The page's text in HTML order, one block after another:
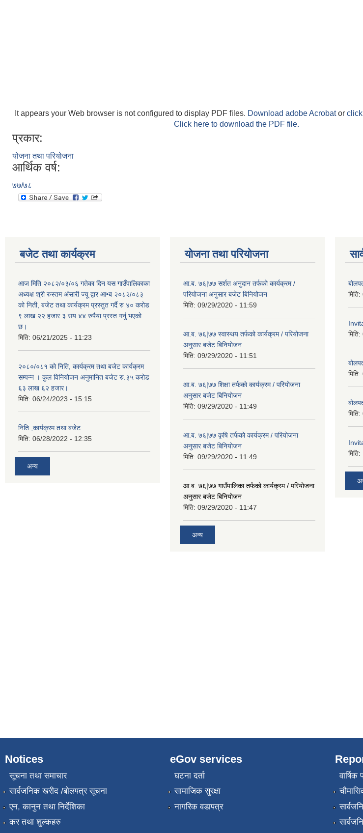
It appears your Web browser is not configured to display PDF files. Download adobe Acrobator
Click here to download the PDF file.
प्रकार:
योजना तथा परियोजना
आर्थिक वर्ष:
७७/७८
बजेट तथा कार्यक्रम
आज मिति २०८२/०३/०६ गतेका दिन यस गाउँपालिकाका
अध्यक्ष श्री रुस्तम अंसारी ज्यू द्वार आ•ब २०८२/०८३
को निती, बजेट तथा कार्यक्रम प्रस्तुत गर्दै रु ४० करोड
९ लाख २२ हजार ३ सय ४४ रुपैया प्रस्त गर्नु भएको
छ।
मिति: 06/21/2025 - 11:23
२०८०/०८१ को निति, कार्यक्रम तथा बजेट कार्यक्रम
सम्पन्न । कुल विनियोजन अनुमानित बजेट रु.३५ करोड
६३ लाख ६२ हजार।
मिति: 06/24/2023 - 15:15
निति ,कार्यक्रम तथा बजेट
मिति: 06/28/2022 - 12:35
अन्य
योजना तथा परियोजना
आ.ब. ७६|७७ सर्शत अनुदान तर्फको कार्यक्रम /
परियोजना अनुसार बजेट बिनियोजन
मिति: 09/29/2020 - 11:59
आ.ब. ७६|७७ स्वास्थय तर्फको कार्यक्रम / परियोजना
अनुसार बजेट बिनियोजन
मिति: 09/29/2020 - 11:51
आ.ब. ७६|७७ शिक्षा तर्फको कार्यक्रम / परियोजना
अनुसार बजेट बिनियोजन
मिति: 09/29/2020 - 11:49
आ.ब. ७६|७७ कृषि तर्फको कार्यक्रम / परियोजना
अनुसार बजेट बिनियोजन
मिति: 09/29/2020 - 11:49
आ.ब. ७६|७७ गाउँपालिका तर्फको कार्यक्रम / परियोजना
अनुसार बजेट बिनियोजन
मिति: 09/29/2020 - 11:47
अन्य
मिति:
मिति:
मिति:
मिति:
मिति:
Notices
सूचना तथा समाचार
सार्वजनिक खरीद /बोलपत्र सूचना
एन, कानुन तथा निर्देशिका
कर तथा शुल्कहरु
eGov services
घटना दर्ता
सामाजिक सुरक्षा
नागरिक वडापत्र
वार्षिक